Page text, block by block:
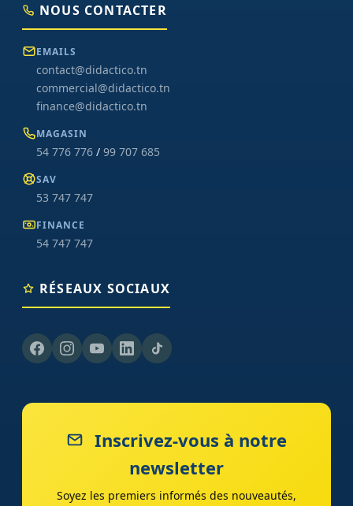
NOUS CONTACTER
EMAILS
contact@didactico.tn
commercial@didactico.tn
finance@didactico.tn
MAGASIN
54 776 776 / 99 707 685
SAV
53 747 747
FINANCE
54 747 747
RÉSEAUX SOCIAUX
Inscrivez-vous à notre
newsletter
Soyez les premiers informés des nouveautés,